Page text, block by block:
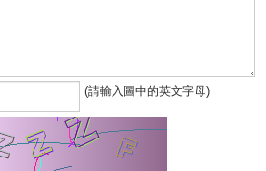
(請輸入圖中的英文字母)